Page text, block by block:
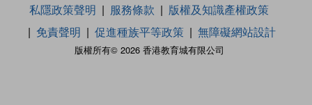
版權所有© 2026 香港教育城有限公司
私隱政策聲明 服務條款
版權及知識產權政策
免責聲明
促進種族平等政策 無障礙網站設計